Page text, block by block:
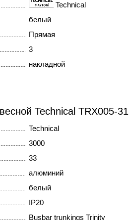
Technical
белый
Прямая
3
накладной
Technical TRX005-
Technical
3000
33
алюминий
белый
IP20
Busbar trunkings Trinity